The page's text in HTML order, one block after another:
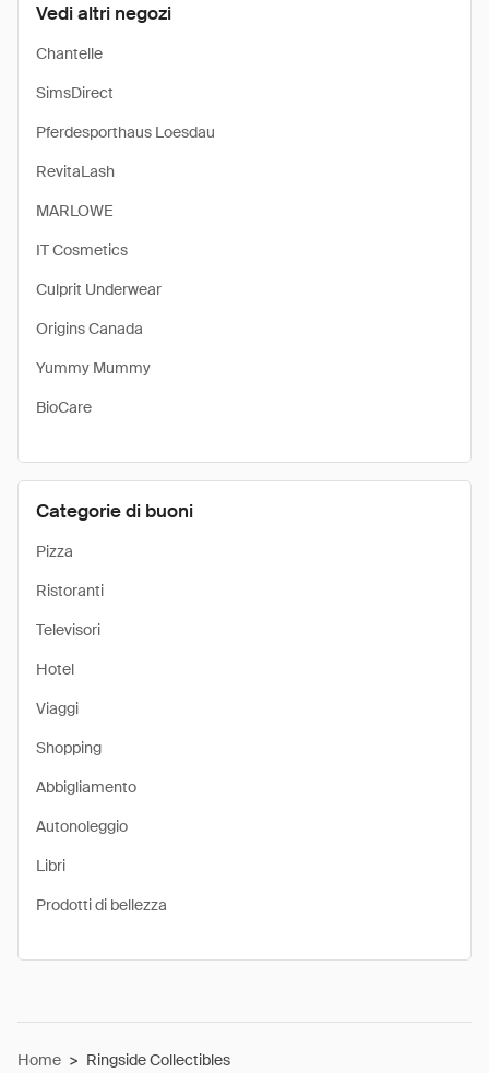
Vedi altri negozi
Chantelle
SimsDirect
Pferdesporthaus Loesdau
RevitaLash
MARLOWE
IT Cosmetics
Culprit Underwear
Origins Canada
Yummy Mummy
BioCare
Categorie di buoni
Pizza
Ristoranti
Televisori
Hotel
Viaggi
Shopping
Abbigliamento
Autonoleggio
Libri
Prodotti di bellezza
Home > Ringside Collectibles